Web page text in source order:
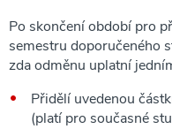
Po skončení období pro
semestru doporučeného
zda odměnu uplatní
Přidělí uvedenou
(platí pro současné